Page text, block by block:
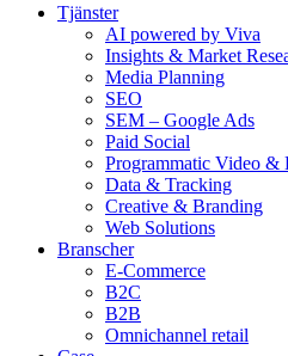
Tjänster
AI powered by Viva
Insights & Market
Media Planning
SEO
SEM – Google Ads
Paid Social
Programmatic Video &
Data & Tracking
Creative & Branding
Web Solutions
Branscher
E-Commerce
B2C
B2B
Omnichannel retail